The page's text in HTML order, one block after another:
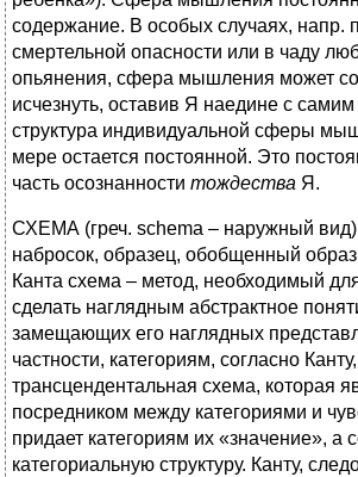
содержание. В особых случаях, напр.
смертельной опасности или в чаду
опьянения, сфера мышления может
исчезнуть, оставив Я наедине с
структура индивидуальной сферы
мере остается постоянной. Это
часть осознанности тождества Я.
СХЕМА (греч. schema – наружный
набросок, образец, обобщенный
Канта схема – метод, необходимый
сделать наглядным абстрактное
замещающих его наглядных
частности, категориям, согласно
трансцендентальная схема, которая
посредником между категориями и
придает категориям их «значение», а
категориальную структуру. Канту,